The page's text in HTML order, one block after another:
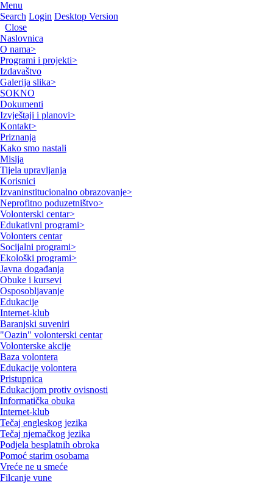
Menu
Search Login Desktop Version
Close
Naslovnica
O nama>
Programi i projekti>
Izdavaštvo
Galerija slika>
SOKNO
Dokumenti
Izvještaji i planovi>
Kontakt>
Priznanja
Kako smo nastali
Misija
Tijela upravljanja
Korisnici
Izvaninstitucionalno obrazovanje>
Neprofitno poduzetništvo>
Volonterski centar>
Edukativni programi>
Volonters centar
Socijalni programi>
Ekološki programi>
Javna događanja
Obuke i kursevi
Osposobljavanje
Edukacije
Internet-klub
Baranjski suveniri
"Oazin" volonterski centar
Volonterske akcije
Baza volontera
Edukacije volontera
Pristupnica
Edukacijom protiv ovisnosti
Informatička obuka
Internet-klub
Tečaj engleskog jezika
Tečaj njemačkog jezika
Podjela besplatnih obroka
Pomoć starim osobama
Vreće ne u smeće
Filcanje vune